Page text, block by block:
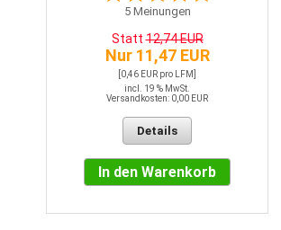
5Meinungen
Statt12,74 EUR
Nur 11,47 EUR
[0,46 EUR pro LFM]
incl. 19 % MwSt.
Versandkosten: 0,00 EUR
Details
In den Warenkorb